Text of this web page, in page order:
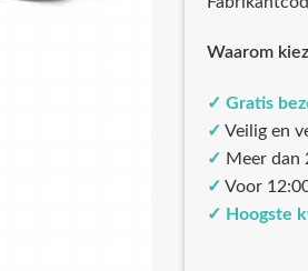
Waarom
✓ Gratis
✓ Veilig en
✓ Meer dan
✓ Voor
✓ Hoogste